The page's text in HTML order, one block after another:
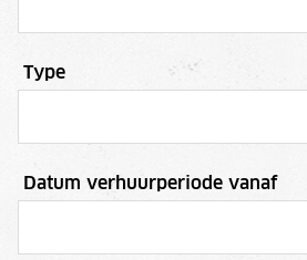
Type
Datum verhuurperiode vanaf